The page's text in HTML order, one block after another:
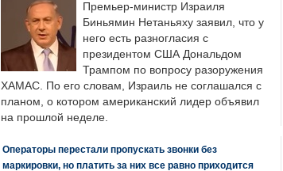
Премьер-министр Израиля
Биньямин Нетаньяху заявил, что у
него есть разногласия с
президентом США Дональдом
Трампом по вопросу разоружения
ХАМАС. По его словам, Израиль не соглашался с
планом, о котором американский лидер объявил
на прошлой неделе.
Операторы перестали пропускать звонки без
маркировки, но платить за них все равно приходится